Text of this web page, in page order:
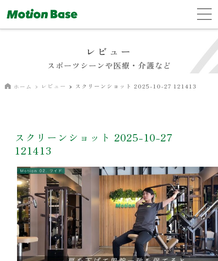
レビュー
スポーツシーンや医療・介護など
ホーム レビュー スクリーンショット 2025-10-27 121413
スクリーンショット 2025-10-27
121413